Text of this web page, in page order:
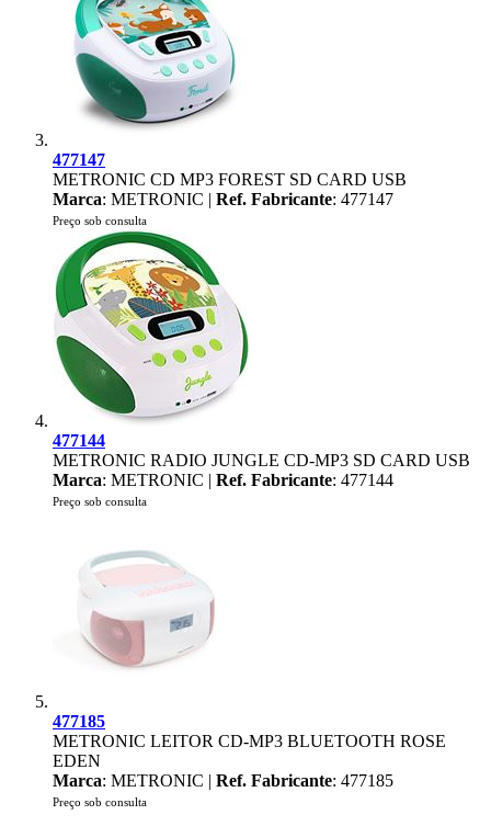
477147
METRONIC CD MP3 FOREST SD CARD USB
Marca: METRONIC | Ref. Fabricante: 477147
Preço sob consulta
477144
METRONIC RADIO JUNGLE CD-MP3 SD CARD USB
Marca: METRONIC | Ref. Fabricante: 477144
Preço sob consulta
477185
METRONIC LEITOR CD-MP3 BLUETOOTH ROSE
EDEN
Marca: METRONIC | Ref. Fabricante: 477185
Preço sob consulta